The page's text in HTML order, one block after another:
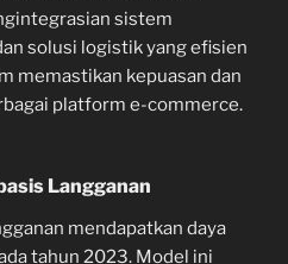
sistem
solusi logistik yang efisien
memastikan kepuasan dan
platform e-commerce.
Langganan
mendapatkan daya
tahun 2023. Model ini